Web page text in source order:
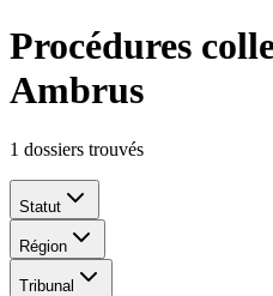
Procédures
Ambrus
1 dossiers trouvés
Statut
Région
Tribunal